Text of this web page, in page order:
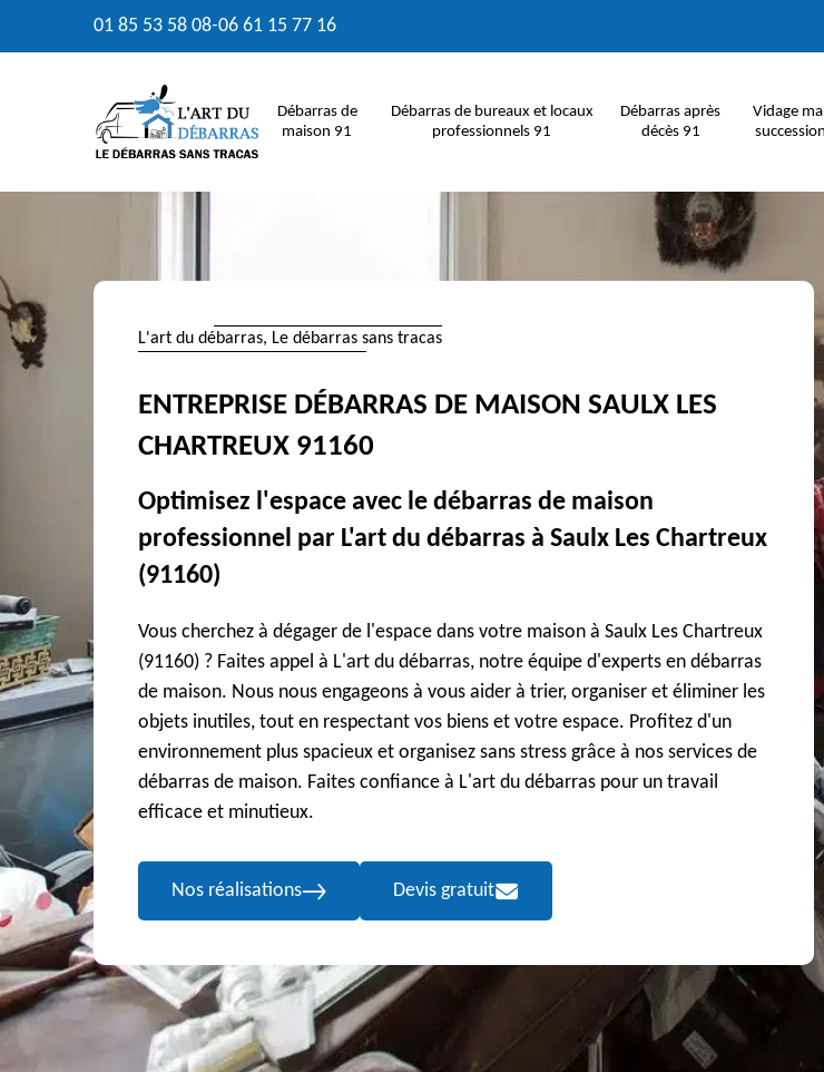
01 85 53 58 08-06 61 15 77 16
Débarras de
maison 91
Débarras de bureaux et locaux
professionnels 91
Débarras après
décès 91
Vidage
L'art du débarras, Le débarras sans tracas
ENTREPRISE DÉBARRAS DE MAISON SAULX LES
CHARTREUX 91160
Optimisez l'espace avec le débarras de maison
professionnel par L'art du débarras à Saulx Les Chartreux
(91160)
Vous cherchez à dégager de l'espace dans votre maison à Saulx Les Chartreux
(91160) ? Faites appel à L'art du débarras, notre équipe d'experts en débarras
de maison. Nous nous engageons à vous aider à trier, organiser et éliminer les
objets inutiles, tout en respectant vos biens et votre espace. Profitez d'un
environnement plus spacieux et organisez sans stress grâce à nos services de
débarras de maison. Faites confiance à L'art du débarras pour un travail
efficace et minutieux.
Nos réalisations Devis gratuit